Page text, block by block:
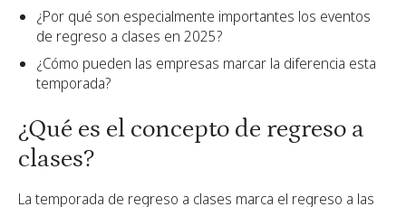
¿Por qué son especialmente importantes los eventos
de regreso a clases en 2025?
¿Cómo pueden las empresas marcar la diferencia esta
temporada?
¿Qué es el concepto de regreso a
clases?
La temporada de regreso a clases marca el regreso a las